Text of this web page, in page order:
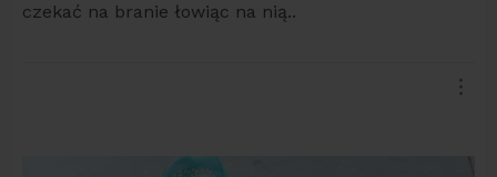
czekać na branie łowiąc na nią..